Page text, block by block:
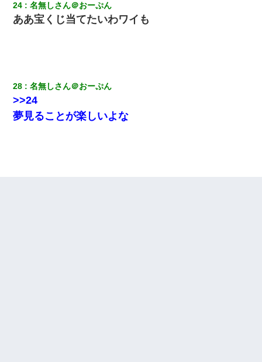
24 名無しさん＠おーぷん
ああ宝くじ当てたいわワイも
28 名無しさん＠おーぷん
>>24
夢見ることが楽しいよな